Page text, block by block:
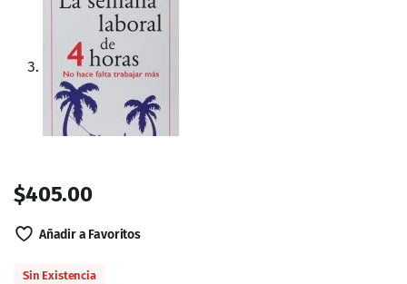
$405.00
Añadir a Favoritos
Sin Existencia